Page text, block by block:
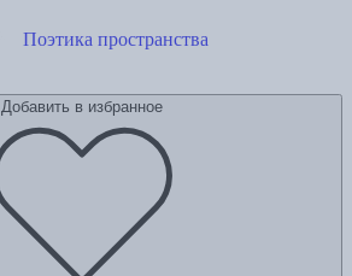
Поэтика пространства
Добавить в избранное